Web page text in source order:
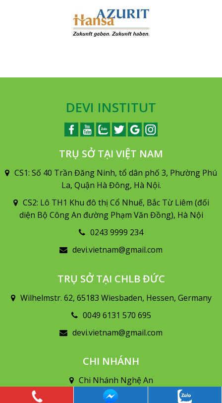
DEVI INSTITUT
TRỤ SỞ TẠI VIỆT NAM
CS1: Số 40 Trần Đăng Ninh, tổ dân phố 3, Phường Phú
La, Quận Hà Đông, Hà Nội.
CS2: Lô TH1 Khu đô thị Cổ Nhuế, Bắc Từ Liêm (đối
diện Bộ Công An đường Phạm Văn Đồng), Hà Nội
0243 9999 234
devi.vietnam@gmail.com
TRỤ SỞ TẠI CHLB ĐỨC
Wilhelmstr. 62, 65183 Wiesbaden, Hessen, Germany
0049 6131 570 695
devi.vietnam@gmail.com
CHI NHÁNH
Chi Nhánh Nghệ An
Số 79 Lê Mao kéo dài, Vinh Tân, TP. Vinh, Nghệ An